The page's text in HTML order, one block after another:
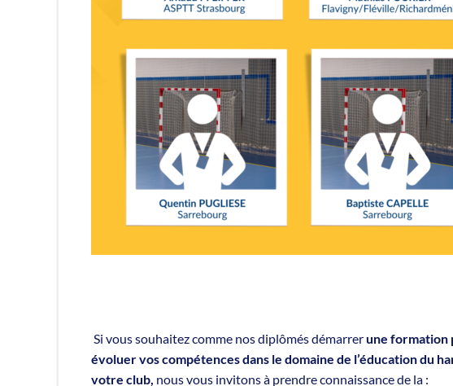
Si vous souhaitez comme nos diplômés démarrerune formation
évoluer vos compétences dans le domaine de l’éducation du
votre club, nous vous invitons à prendre connaissance de la :